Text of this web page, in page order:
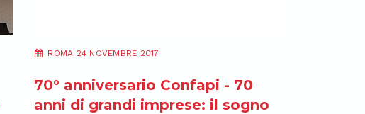
ROMA 24 NOVEMBRE 2017
70° anniversario Confapi - 70
anni di grandi imprese: il sogno